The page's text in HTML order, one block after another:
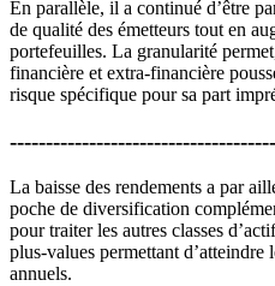
En parallèle, il a continué d’être
de qualité des émetteurs tout en
portefeuilles. La granularité
financière et extra-financière
risque spécifique pour sa part
La baisse des rendements a par
poche de diversification
pour traiter les autres classes
plus-values permettant
annuels.